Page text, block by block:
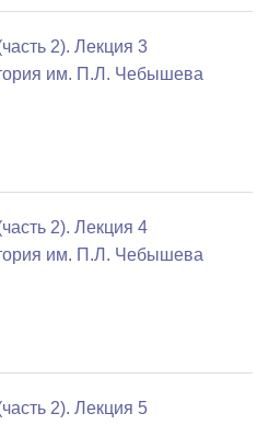
2). Лекция 3
им. П.Л. Чебышева
2). Лекция 4
им. П.Л. Чебышева
2). Лекция 5